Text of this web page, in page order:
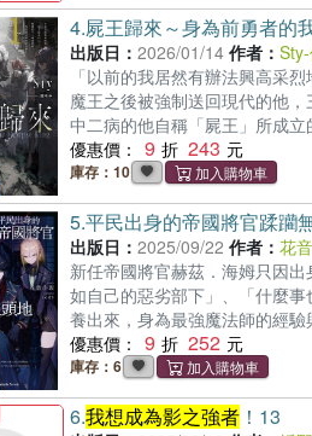
4.屍王歸來～身為前勇者的
出版日： 2026/01/14 作者：
「以前的我居然有辦法興高采
魔王之後被強制送回現代的他
中二病的他自稱「屍王」所成
洗刷組織的汙名， 屍王再次集
一站他們來到鋼鐵都市迦基烏
2024 Illustration：
再次召喚×最強屬下×中二病！
優惠價： 9 243
庫存：10
5.平民出身的帝國將官蹂躪
出版日： 2025/09/22 作者： 花
新任帝國將官赫茲．海姆只因
如自己的惡劣部下」、「什麼
養出來，身為最強魔法師的經
對民族維持和平等，憑著各種
2024 / KADOKAWA
★《我想成為影之強者！》逢澤
優惠價： 9 252
庫存：6
6.我想成為影之強者 ！13